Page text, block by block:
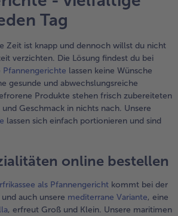
Tag
Zeit ist knapp und dennoch willst du nicht
verzichten. Die Lösung findest du bei
Pfannengerichte lassen keine Wünsche
gesunde und abwechslungsreiche
Produkte stehen frisch zubereiteten
Geschmack in nichts nach. Unsere
lassen sich einfach portionieren und sind
online bestellen
als Pfannengericht kommt bei der
auch unsere mediterrane Variante, eine
, erfreut Groß und Klein. Unsere maritimen